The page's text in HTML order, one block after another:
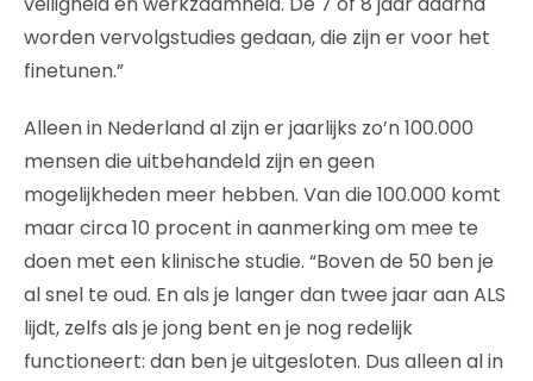
worden vervolgstudies gedaan, die zijn er voor het
finetunen.”
Alleen in Nederland al zijn er jaarlijks zo’n 100.000
mensen die uitbehandeld zijn en geen
mogelijkheden meer hebben. Van die 100.000 komt
maar circa 10 procent in aanmerking om mee te
doen met een klinische studie. “Boven de 50 ben je
al snel te oud. En als je langer dan twee jaar aan ALS
lijdt, zelfs als je jong bent en je nog redelijk
functioneert: dan ben je uitgesloten. Dus alleen al in